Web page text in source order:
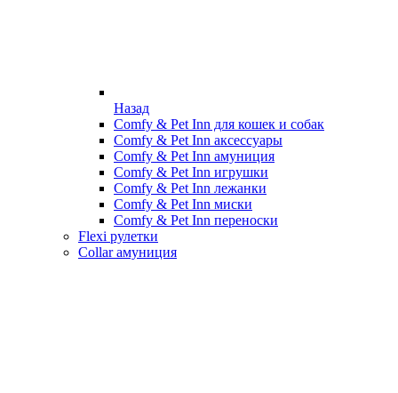
Назад
Comfy & Pet Inn для кошек и собак
Comfy & Pet Inn аксессуары
Comfy & Pet Inn амуниция
Comfy & Pet Inn игрушки
Comfy & Pet Inn лежанки
Comfy & Pet Inn миски
Comfy & Pet Inn переноски
Flexi рулетки
Collar амуниция